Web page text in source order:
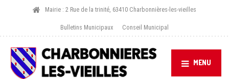
Mairie : 2 Rue de la trinité, 63410 Charbonnières-les-vieilles
Bulletins Municipaux Conseil Municipal
MENU